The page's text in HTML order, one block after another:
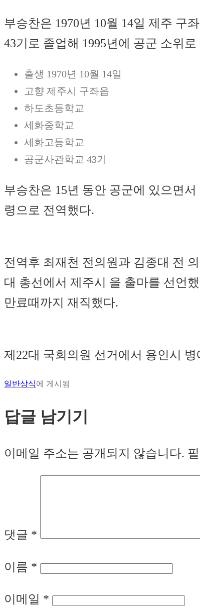
부승찬은 1970년 10월 14일 제주 구
43기로 졸업해 1995년에 공군 소위
출생 1970년 10월 14일
고향 제주시 구좌읍
하도초등학교
세화중학교
세화고등학교
공군사관학교 43기
부승찬은 15년 동안 공군에 있으면
령으로 전역했다.
전역후 최재천 전의원과 김종대 전
대 총선에서 제주시 을 출마를 선언
만료때까지 재직했다.
제22대 국회의원 선거에서 용인시
일반상식에 게시됨
답글 남기기
이메일 주소는 공개되지 않습니다.
댓글 *
이름 *
이메일 *